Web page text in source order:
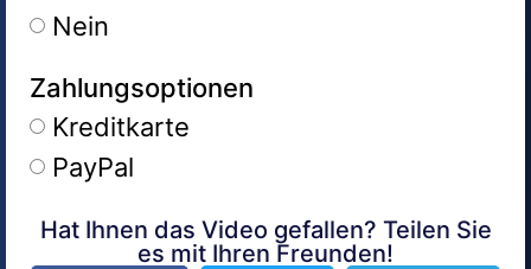
Nein
Zahlungsoptionen
Kreditkarte
PayPal
Alternative:
Hat Ihnen das Video gefallen? Teilen Sie
es mit Ihren Freunden!